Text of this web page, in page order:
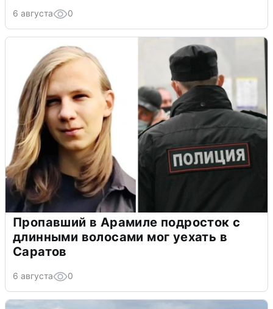
6 августа 0
Пропавший в Арамиле подросток с
длинными волосами мог уехать в
Саратов
6 августа 0